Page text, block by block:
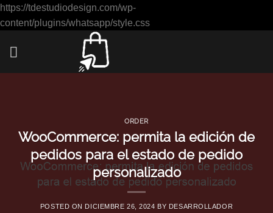
https://tdestudiodesign.com/wp-
content/plugins/whatsapp/style.cssSaltar
ORDER
WooCommerce: permita la edición de
pedidos para el estado de pedido
personalizado
POSTED ON DICIEMBRE 26, 2024 BY DESARROLLADOR